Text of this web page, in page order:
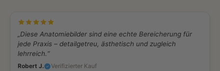
„Diese Anatomiebilder sind eine echte Bereicherung für
jede Praxis – detailgetreu, ästhetisch und zugleich
lehrreich.“
Robert J.
Verifizierter Kauf